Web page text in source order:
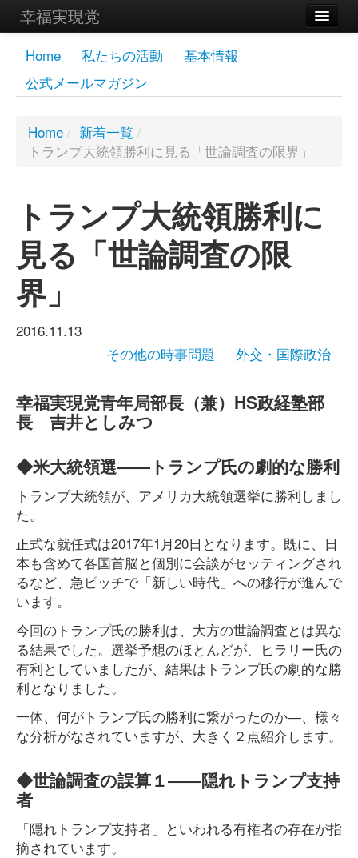
幸福実現党
メンバーズページ
党員
お問い合わせ
Home 私たちの活動
基本情報
公式メールマガジン
Home / 新着一覧 /
トランプ大統領勝利に見る「世論調査の限界」
トランプ大統領勝利に
見る「世論調査の限
界」
2016.11.13
その他の時事問題
外交・国際政治
幸福実現党青年局部長（兼）HS政経塾部
長 吉井としみつ
◆米大統領選――トランプ氏の劇的な勝利
トランプ大統領が、アメリカ大統領選挙に勝利しまし
た。
正式な就任式は2017年1月20日となります。既に、日
本も含めて各国首脳と個別に会談がセッティングされ
るなど、急ピッチで「新しい時代」への移行が進んで
います。
今回のトランプ氏の勝利は、大方の世論調査とは異な
る結果でした。選挙予想のほとんどが、ヒラリー氏の
有利としていましたが、結果はトランプ氏の劇的な勝
利となりました。
一体、何がトランプ氏の勝利に繋がったのか―、様々
な分析がなされていますが、大きく２点紹介します。
◆世論調査の誤算１――隠れトランプ支持
者
「隠れトランプ支持者」といわれる有権者の存在が指
摘されています。